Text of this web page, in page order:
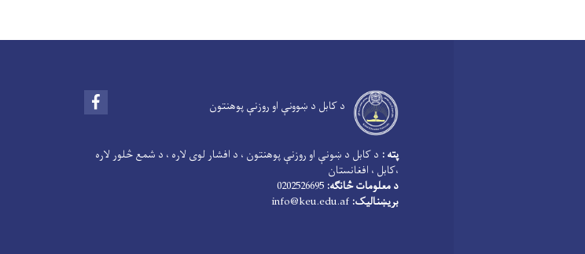
د کابل د ښوونې او روزنې پوهنتون
پته : د کابل د ښونې او روزنې پوهنتون ، د افشار لوی لاره ، د شمع څلور لاره
،کابل ، افغانستان
د معلومات څانګه:
بریښنالیک: info@keu.edu.af